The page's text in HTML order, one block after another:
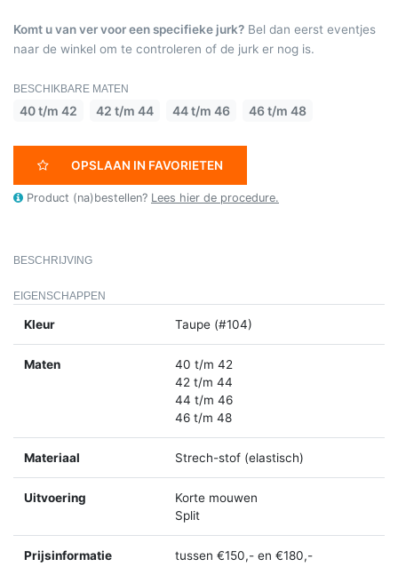
Komt u van ver voor een specifieke jurk? Bel dan eerst eventjes
naar de winkel om te controleren of de jurk er nog is.
BESCHIKBARE MATEN
40 t/m 42 42 t/m 44 44 t/m 46 46 t/m 48
OPSLAAN IN FAVORIETEN
Product (na)bestellen? Lees hier de procedure.
BESCHRIJVING
EIGENSCHAPPEN
Kleur Taupe (#104)
Maten
40 t/m 42
42 t/m 44
44 t/m 46
46 t/m 48
Materiaal Strech-stof (elastisch)
Uitvoering
Korte mouwen
Split
Prijsinformatie tussen €150,- en €180,-